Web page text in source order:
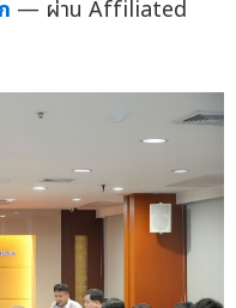
— ผ่าน Affiliated